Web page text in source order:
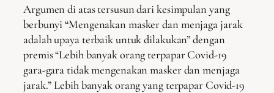
Argumen di atas tersusun dari kesimpulan yang
berbunyi “Mengenakan masker dan menjaga jarak
adalah upaya terbaik untuk dilakukan” dengan
premis “Lebih banyak orang terpapar Covid-19
gara-gara tidak mengenakan masker dan menjaga
jarak.” Lebih banyak orang yang terpapar Covid-19